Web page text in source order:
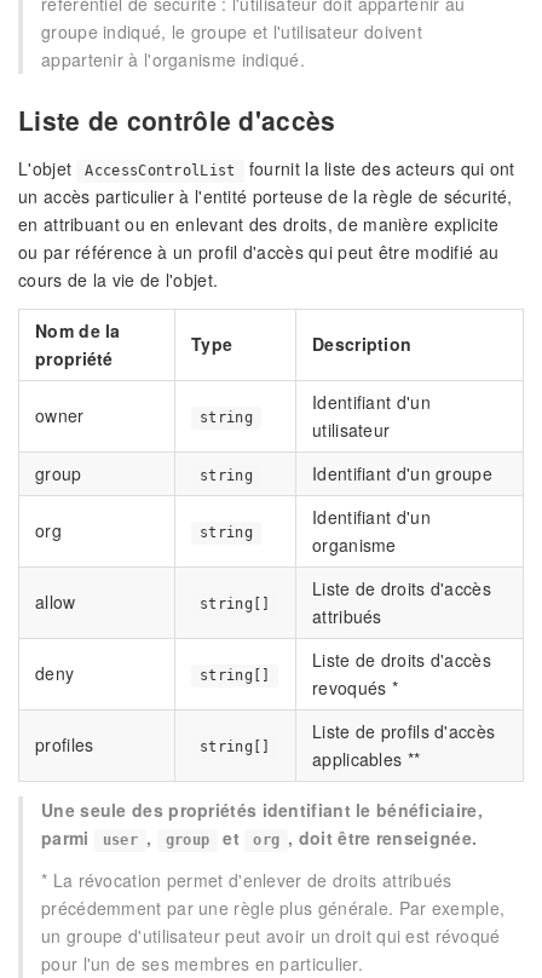
groupe indiqué, le groupe et l'utilisateur doivent
appartenir à l'organisme indiqué.
Liste de contrôle d'accès
L'objet AccessControlList
fournit la liste des acteurs qui ont
un accès particulier à l'entité porteuse de la règle de sécurité,
en attribuant ou en enlevant des droits, de manière explicite
ou par référence à un profil d'accès qui peut être modifié au
cours de la vie de l'objet.
Nom de la
propriété
Type Description
owner string
Identifiant d'un
utilisateur
group
string Identifiant d'un groupe
org string
Identifiant d'un
organisme
allow string[]
Liste de droits d'accès
attribués
deny string[]
Liste de droits d'accès
revoqués *
profiles string[]
Liste de profils d'accès
applicables **
Une seule des propriétés identifiant le bénéficiaire,
parmi
user , group et org , doit être renseignée.
* La révocation permet d'enlever de droits attribués
précédemment par une règle plus générale. Par exemple,
un groupe d'utilisateur peut avoir un droit qui est révoqué
pour l'un de ses membres en particulier.